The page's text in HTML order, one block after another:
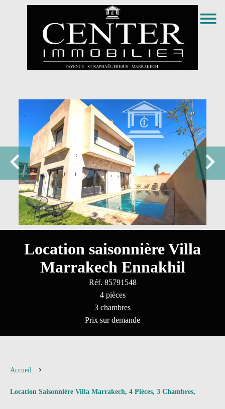
Location saisonnière Villa
Marrakech Ennakhil
Réf. 85791548
4 pièces
3 chambres
Prix sur demande
Accueil
Location Saisonnière Villa Marrakech, 4 Pièces, 3 Chambres,